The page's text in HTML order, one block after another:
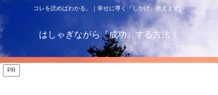
コレを読めばわかる。｜幸せに導く『しかけ』教えます。
はしゃぎながら『成功』する方法！
PR